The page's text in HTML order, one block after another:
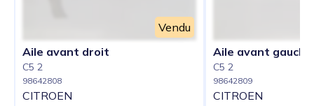
Vendu
Aile avant droit
C5 2
98642808
CITROEN
Aile avant gauche
C5 2
98642809
CITROEN